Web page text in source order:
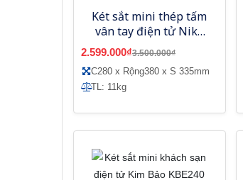
Két sắt mini thép tấm
vân tay điện tử Nika
KNF380
2.599.000₫3.500.000₫
C280 x Rộng380 x S 335mm
TL: 11kg